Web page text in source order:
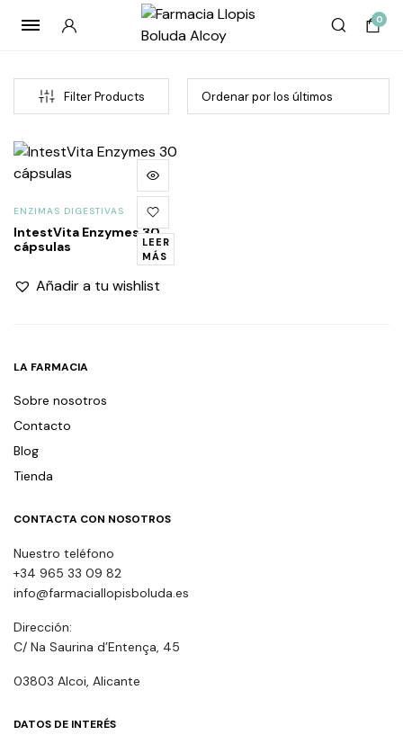
0
Filter Products
LEER
MÁS
ENZIMAS DIGESTIVAS
IntestVita Enzymes 30
cápsulas
Añadir a tu wishlist
LA FARMACIA
Sobre nosotros
Contacto
Blog
Tienda
CONTACTA CON NOSOTROS
Nuestro teléfono
+34 965 33 09 82
info@farmaciallopisboluda.es
Dirección:
C/ Na Saurina d’Entença, 45
03803 Alcoi, Alicante
DATOS DE INTERÉS